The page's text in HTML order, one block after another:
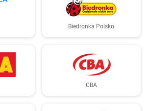
Biedronka Polsko
CBA